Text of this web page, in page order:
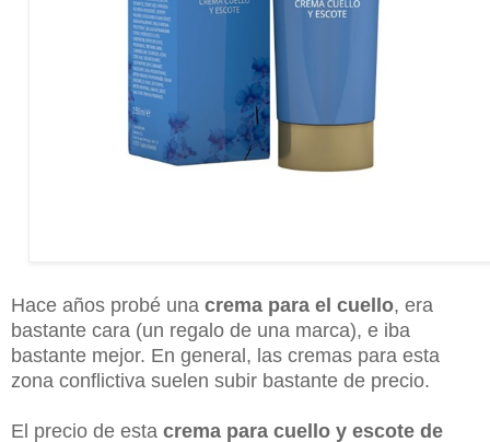
Hace años probé una crema para el cuello, era
bastante cara (un regalo de una marca), e iba
bastante mejor. En general, las cremas para esta
zona conflictiva suelen subir bastante de precio.
El precio de esta crema para cuello y escote de